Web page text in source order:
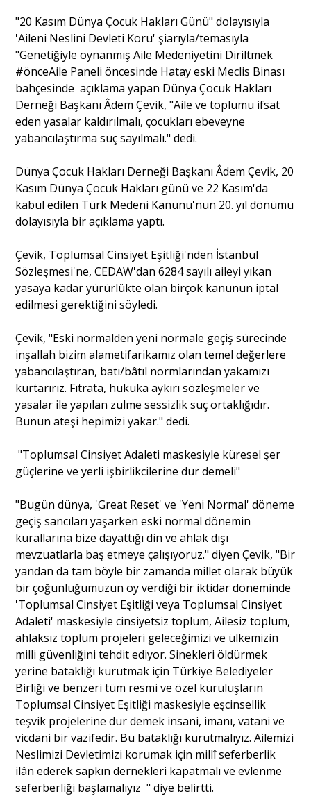
Yorum - Analiz
Söyleşi
Yazı Dizisi
Portre
Yazarlar
Eğitim
Dosya Haber
Ankara Analiz
Sağlık
​"20 Kasım Dünya Çocuk Hakları Günü" dolayısıyla
'Aileni Neslini Devleti Koru' şiarıyla/temasıyla
"Genetiğiyle oynanmış Aile Medeniyetini Diriltmek
#önceAile Paneli öncesinde Hatay eski Meclis Binası
bahçesinde açıklama yapan Dünya Çocuk Hakları
Derneği Başkanı Âdem Çevik, "Aile ve toplumu ifsat
eden yasalar kaldırılmalı, çocukları ebeveyne
yabancılaştırma suç sayılmalı." dedi.
Dünya Çocuk Hakları Derneği Başkanı Âdem Çevik, 20
Kasım Dünya Çocuk Hakları günü ve 22 Kasım'da
kabul edilen Türk Medeni Kanunu'nun 20. yıl dönümü
dolayısıyla bir açıklama yaptı.
Çevik, Toplumsal Cinsiyet Eşitliği'nden İstanbul
Sözleşmesi'ne, CEDAW'dan 6284 sayılı aileyi yıkan
yasaya kadar yürürlükte olan birçok kanunun iptal
edilmesi gerektiğini söyledi.
Çevik, "Eski normalden yeni normale geçiş sürecinde
inşallah bizim alametifarikamız olan temel değerlere
yabancılaştıran, batı/bâtıl normlarından yakamızı
kurtarırız. Fıtrata, hukuka aykırı sözleşmeler ve
yasalar ile yapılan zulme sessizlik suç ortaklığıdır.
Bunun ateşi hepimizi yakar." dedi.
"Toplumsal Cinsiyet Adaleti maskesiyle küresel şer
güçlerine ve yerli işbirlikcilerine dur demeli"
"Bugün dünya, 'Great Reset' ve 'Yeni Normal' döneme
geçiş sancıları yaşarken eski normal dönemin
kurallarına bize dayattığı din ve ahlak dışı
mevzuatlarla baş etmeye çalışıyoruz." diyen Çevik, "Bir
yandan da tam böyle bir zamanda millet olarak büyük
bir çoğunluğumuzun oy verdiği bir iktidar döneminde
'Toplumsal Cinsiyet Eşitliği veya Toplumsal Cinsiyet
Adaleti' maskesiyle cinsiyetsiz toplum, Ailesiz toplum,
ahlaksız toplum projeleri geleceğimizi ve ülkemizin
milli güvenliğini tehdit ediyor. Sinekleri öldürmek
yerine bataklığı kurutmak için Türkiye Belediyeler
Birliği ve benzeri tüm resmi ve özel kuruluşların
Toplumsal Cinsiyet Eşitliği maskesiyle eşcinsellik
teşvik projelerine dur demek insani, imanı, vatani ve
vicdani bir vazifedir. Bu bataklığı kurutmalıyız. Ailemizi
Neslimizi Devletimizi korumak için millî seferberlik
ilân ederek sapkın dernekleri kapatmalı ve evlenme
seferberliği başlamalıyız " diye belirtti.